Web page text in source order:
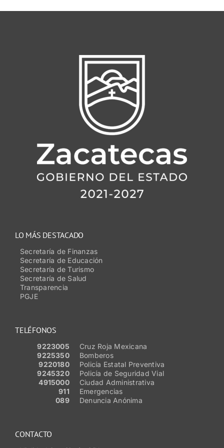
TELÉFONOS
9223005
Cruz Roja Mexicana
9225350
Bomberos
9220180
Policía Estatal Preventiva
9245320
Policía de Seguridad Vial
4915000
Ciudad Administrativa
911
Emergencias
089
Denuncia Anónima
LO MÁS DESTACADO
Secretaría de Finanzas
Secretaría de Educación
Secretaría de Turismo
Secretaría de Salud
Transparencia
PGJE
CONTACTO